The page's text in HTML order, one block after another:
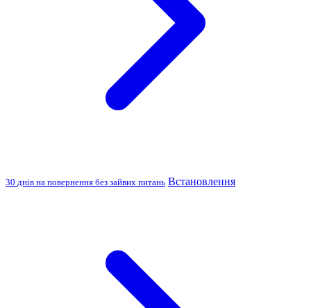
30 днів на повернення без зайвих питань Встановлення